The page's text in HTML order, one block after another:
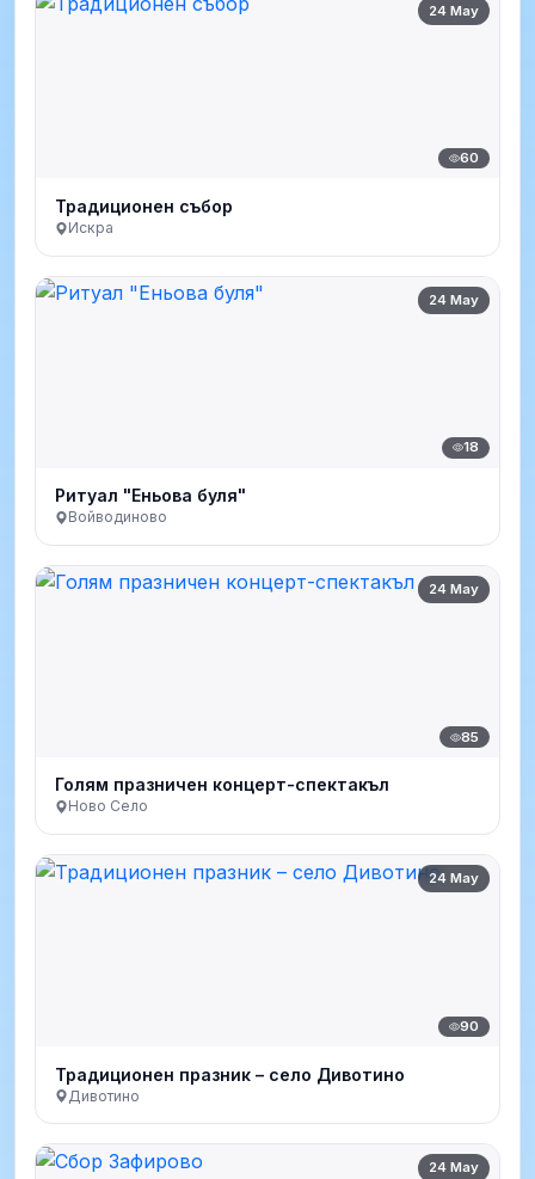
24 May
60
Традиционен събор
Искра
24 May
18
Ритуал "Еньова буля"
Войводиново
24 May
85
Голям празничен концерт-спектакъл
Ново Село
24 May
90
Традиционен празник – село Дивотино
Дивотино
24 May